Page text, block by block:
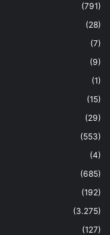
(791)
(28)
(7)
(9)
(1)
(15)
(29)
(553)
(4)
(685)
(192)
(3.275)
(127)